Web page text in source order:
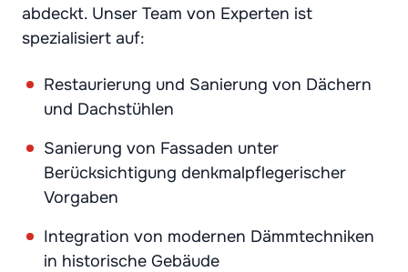
abdeckt. Unser Team von Experten ist
spezialisiert auf:
Restaurierung und Sanierung von Dächern
und Dachstühlen
Sanierung von Fassaden unter
Berücksichtigung denkmalpflegerischer
Vorgaben
Integration von modernen Dämmtechniken
in historische Gebäude